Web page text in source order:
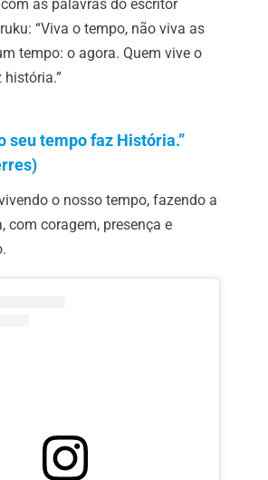
as palavras do escritor
“Viva o tempo, não viva as
tempo: o agora. Quem vive o
seu tempo faz História.”
o nosso tempo, fazendo a
com coragem, presença e